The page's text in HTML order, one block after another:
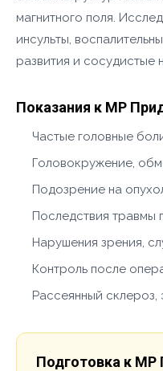
магнитного поля.
инсульты,
развития и сосудистые
Показания к МР
Частые головные
Головокружение,
Подозрение на
Последствия травмы
Нарушения зрения,
Контроль после
Рассеянный склероз,
Подготовка к МР